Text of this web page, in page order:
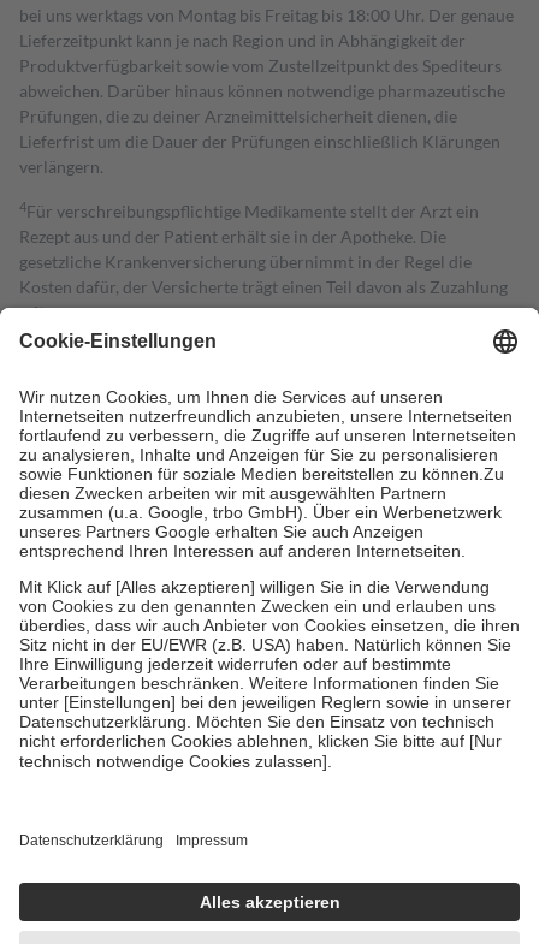
bei uns werktags von Montag bis Freitag bis 18:00 Uhr. Der genaue
Lieferzeitpunkt kann je nach Region und in Abhängigkeit der
Produktverfügbarkeit sowie vom Zustellzeitpunkt des Spediteurs
abweichen. Darüber hinaus können notwendige pharmazeutische
Prüfungen, die zu deiner Arzneimittelsicherheit dienen, die
Lieferfrist um die Dauer der Prüfungen einschließlich Klärungen
verlängern.
4Für verschreibungspflichtige Medikamente stellt der Arzt ein
Rezept aus und der Patient erhält sie in der Apotheke. Die
gesetzliche Krankenversicherung übernimmt in der Regel die
Kosten dafür, der Versicherte trägt einen Teil davon als Zuzahlung
mit.
Grundsätzlich leisten Mitglieder Zuzahlungen in Höhe von zehn
höchstens zehn Euro.
Es sind jedoch nie mehr als die tatsächlichen
Kosten der Leistung zu entrichten.
Diese Regeln gelten grundsätzlich auch für Online-Apotheken.
Bei Heilmitteln und häuslicher Krankenpflege beträgt die
Zuzahlung zehn Prozent der Kosten sowie zehn Euro je
Verordnung.
Um das Engagement der Versicherten für ihre eigene Gesundheit zu
stärken und die besondere Stellung der Familie zu unterstützen,
fallenkeine Zuzahlungenan bei:
• Kindern und Jugendlichen bis zum vollendeten 18. Lebensjahr
mit Ausnahme der Fahrkosten
• Untersuchungen zur Vorsorge und Früherkennung, die von der
GKV getragen werden
• empfohlenen Schutzimpfungen
• Harn- und Blutteststreifen
getroffen, um sicherzustellen, dass es sich um echte Bewertungen
https://help.etrusted.com/hc/de/articles/4419944605341
Einige Bilder und Inhalte wurden unter Zuhilfenahme künstlicher